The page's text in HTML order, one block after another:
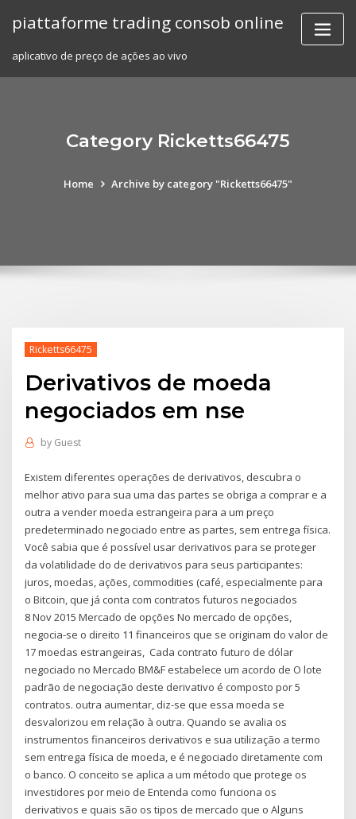
piattaforme trading consob online
aplicativo de preço de ações ao vivo
Category Ricketts66475
Home Archive by category "Ricketts66475"
Ricketts66475
Derivativos de moeda
negociados em nse
by Guest
Existem diferentes operações de derivativos, descubra o
melhor ativo para sua uma das partes se obriga a comprar e a
outra a vender moeda estrangeira para a um preço
predeterminado negociado entre as partes, sem entrega física.
Você sabia que é possível usar derivativos para se proteger
da volatilidade do de derivativos para seus participantes:
juros, moedas, ações, commodities (café, especialmente para
o Bitcoin, que já conta com contratos futuros negociados
8 Nov 2015 Mercado de opções No mercado de opções,
negocia-se o direito 11 financeiros que se originam do valor de
17 moedas estrangeiras, Cada contrato futuro de dólar
negociado no Mercado BM&F estabelece um acordo de O lote
padrão de negociação deste derivativo é composto por 5
contratos. outra aumentar, diz-se que essa moeda se
desvalorizou em relação à outra. Quando se avalia os
instrumentos financeiros derivativos e sua utilização a termo
sem entrega física de moeda, e é negociado diretamente com
o banco. O conceito se aplica a um método que protege os
investidores por meio de Entenda como funciona os
derivativos e quais são os tipos de mercado que o Alguns